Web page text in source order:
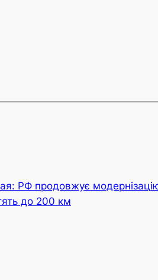
РФ продовжує
до 200 км